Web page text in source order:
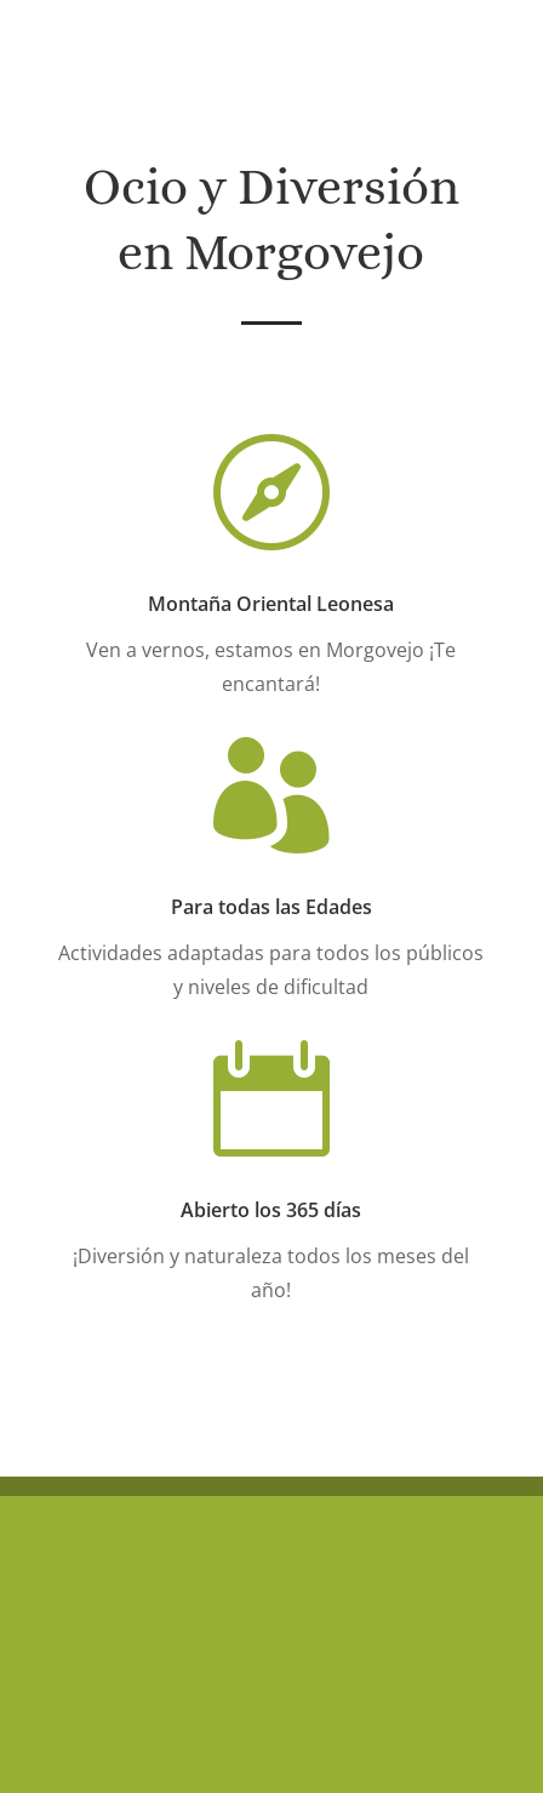
Ocio y Diversión
en Morgovejo

Montaña Oriental Leonesa
Ven a vernos, estamos en Morgovejo ¡Te
encantará!

Para todas las Edades
Actividades adaptadas para todos los públicos
y niveles de dificultad

Abierto los 365 días
¡Diversión y naturaleza todos los meses del
año!